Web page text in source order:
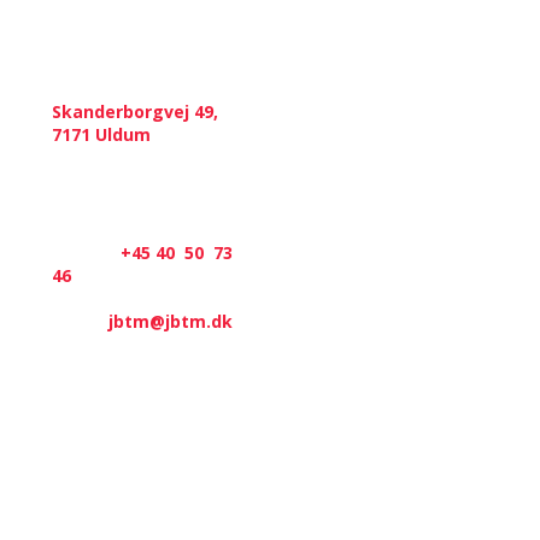
Skanderborgvej 49,
​7171 Uldum
+45 40 50​ 73
46
jbtm@jbtm.dk